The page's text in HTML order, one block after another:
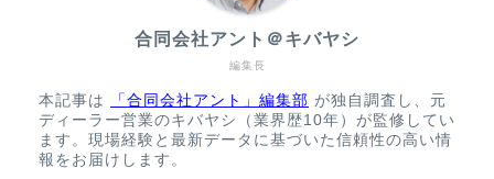
編集長
合同会社アント＠キバヤシ
本記事は 「合同会社アント」編集部 が独自調査し、元
ディーラー営業のキバヤシ（業界歴10年）が監修してい
ます。現場経験と最新データに基づいた信頼性の高い情
報をお届けします。